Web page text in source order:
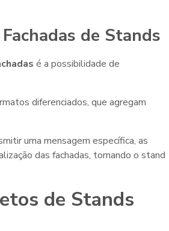
de Stands
é a possibilidade de
diferenciados, que agregam
uma mensagem específica, as
das fachadas, tornando o stand
de Stands